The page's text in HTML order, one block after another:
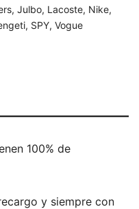
, Julbo, Lacoste, Nike,
, SPY, Vogue
100% de
y siempre con